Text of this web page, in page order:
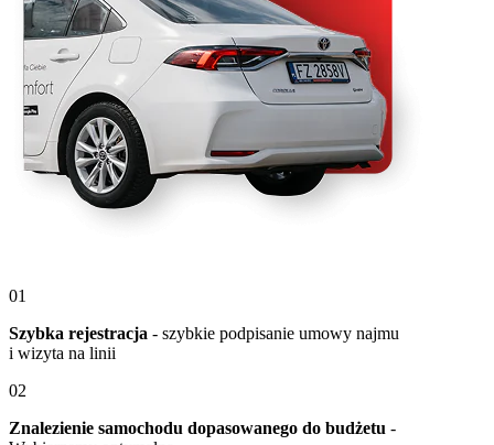
01
Szybka rejestracja - szybkie podpisanie umowy najmu
i wizyta na linii
02
Znalezienie samochodu dopasowanego do budżetu -